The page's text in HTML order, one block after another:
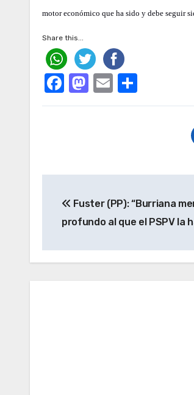
motor económico que ha sido y debe seguir
Share this...
Facebook
Mastodon
Email
de
Fuster (PP): “Burriana
profundo al que el PSPV la